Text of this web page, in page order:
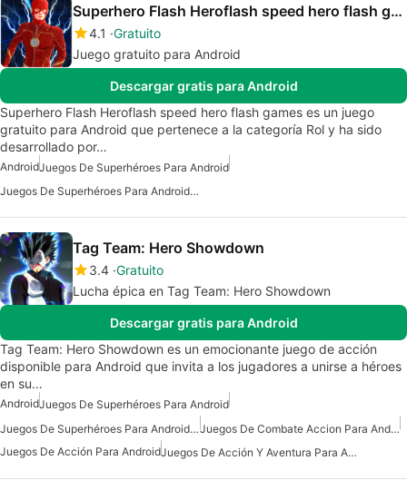
Superhero Flash Heroflash speed hero flash games
4.1 Gratuito
Juego gratuito para Android
Descargar gratis para Android
Superhero Flash Heroflash speed hero flash games es un juego
gratuito para Android que pertenece a la categoría Rol y ha sido
desarrollado por…
AndroidJuegos De Superhéroes Para Android
Juegos De Superhéroes Para Android Gratis
Tag Team: Hero Showdown
3.4 Gratuito
Lucha épica en Tag Team: Hero Showdown
Descargar gratis para Android
Tag Team: Hero Showdown es un emocionante juego de acción
disponible para Android que invita a los jugadores a unirse a héroes
en su…
AndroidJuegos De Superhéroes Para Android
Juegos De Superhéroes Para Android Gratis
Juegos De Combate Accion Para Android
Juegos De Acción Para Android
Juegos De Acción Y Aventura Para Android